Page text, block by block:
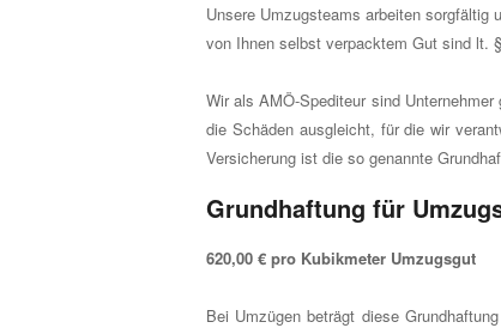
Unsere Umzugsteams arbeiten
von Ihnen selbst verpacktem Gut sind lt.
Wir als AMÖ-Spediteur sind
die Schäden ausgleicht, für die wir
Versicherung ist die so genannte
Grundhaftung für
620,00 € pro Kubikmeter Umzugsgut
Bei Umzügen beträgt diese